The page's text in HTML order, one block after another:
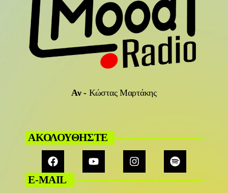
Αν- Κώστας Μαρτάκης
ΑΚΟΛΟΥΘΗΣΤΕ
E-MAIL